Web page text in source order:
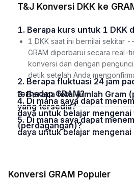
T&J Konversi DKK ke
1. Berapa kurs untuk 1 DKK
1 DKK saat ini bernilai sekitar
GRAM diperbarui secara real-
konversi dan dengan
detik setelah Anda
2. Berapa fluktuasi 24 jam pada kurs DKK
terhadap GRAM?
3. Berapa total jumlah Gram (prev. Toncoin)
yang tersedia?
4. Di mana saya dapat menemukan sumber
daya untuk belajar
(perdagangan)?
5. Di mana saya dapat menemukan sumber
daya untuk belajar mengenai
Konversi GRAM Populer